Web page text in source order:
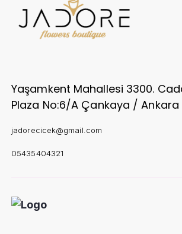
Yaşamkent Mahallesi 3300.
Plaza No:6/A Çankaya / Ankara
jadorecicek@gmail.com
05435404321